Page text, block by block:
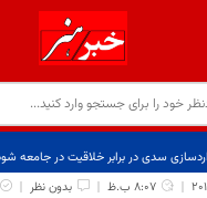
سدی در برابر خلاقیت در جامعه
8:07 ب.ظ بدون نظر